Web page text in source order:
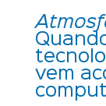
vem